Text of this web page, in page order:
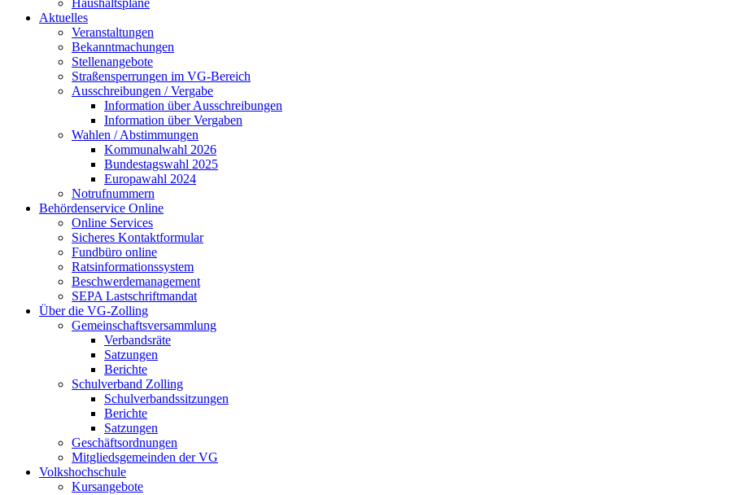
Haushaltspläne
Aktuelles
Veranstaltungen
Bekanntmachungen
Stellenangebote
Straßensperrungen im VG-Bereich
Ausschreibungen / Vergabe
Information über Ausschreibungen
Information über Vergaben
Wahlen / Abstimmungen
Kommunalwahl 2026
Bundestagswahl 2025
Europawahl 2024
Notrufnummern
Behördenservice Online
Online Services
Sicheres Kontaktformular
Fundbüro online
Ratsinformationssystem
Beschwerdemanagement
SEPA Lastschriftmandat
Über die VG-Zolling
Gemeinschaftsversammlung
Verbandsräte
Satzungen
Berichte
Schulverband Zolling
Schulverbandssitzungen
Berichte
Satzungen
Geschäftsordnungen
Mitgliedsgemeinden der VG
Volkshochschule
Kursangebote